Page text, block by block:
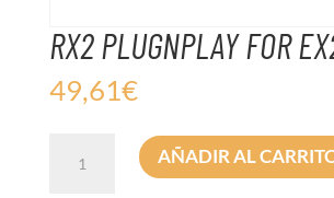
RX2 PLUGNPLAY FOR
49,61€
PLUGNPLAY
AÑADIR AL